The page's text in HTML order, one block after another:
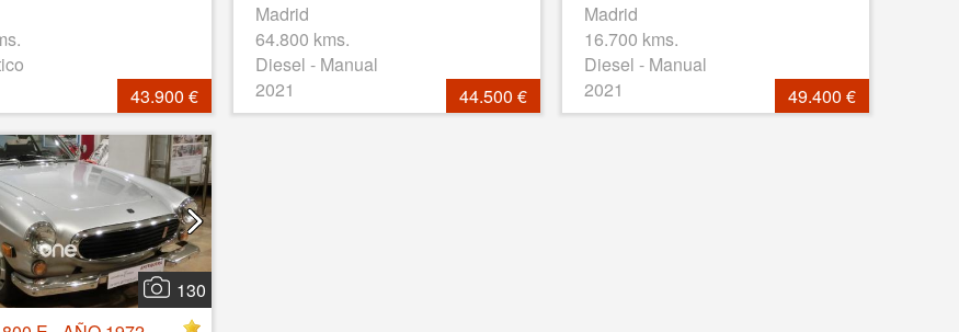
43.900 €
Madrid
64.800 kms.
Diesel - Manual
2021
44.500 €
Madrid
16.700 kms.
Diesel - Manual
2021
49.400 €
130